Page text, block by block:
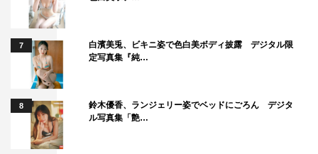
7
白濱美兎、ビキニ姿で色白美ボディ披露 デジタル限
定写真集『純…
8
鈴木優香、ランジェリー姿でベッドにごろん デジタ
ル写真集「艶…